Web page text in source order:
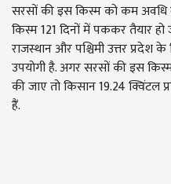
सरसों की इस किस्म को कम अवधि
किस्म 121 दिनों में पककर तैयार हो
राजस्थान और पश्चिमी उत्तर
उपयोगी है. अगर सरसों की इस
की जाए तो किसान 19.24 क्विंटल
हैं.